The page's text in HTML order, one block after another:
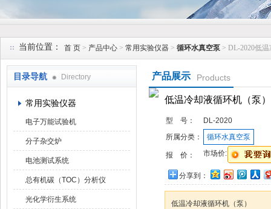
当前位置： 首 页 > 产品中心 > 常用实验仪器 > 循环水真空泵 > DL-2020低
目录导航 Directory
常用实验仪器
电子万能试验机
分子杂交炉
电池测试系统
总有机碳（TOC）分析仪
光化学衍生系统
产品展示 Products
低温冷却液循环机（泵）
型 号：
DL-2020
所属分类：
循环水真空泵
报 价： 市场价:
分享到：
低温冷却液循环机（泵）